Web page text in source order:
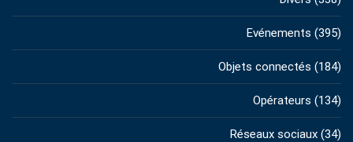
Evénements (395)
Objets connectés (184)
Opérateurs (134)
Réseaux sociaux (34)